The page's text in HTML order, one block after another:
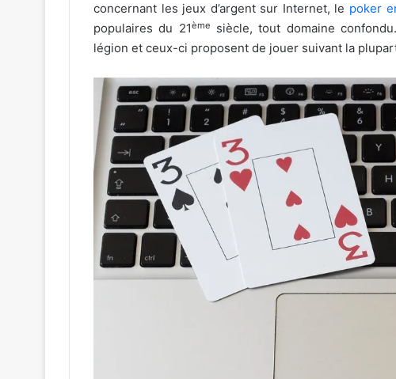
concernant les jeux d’argent sur Internet, le poker
populaires du 21ème
siècle, tout domaine
légion et ceux-ci proposent de jouer suivant la